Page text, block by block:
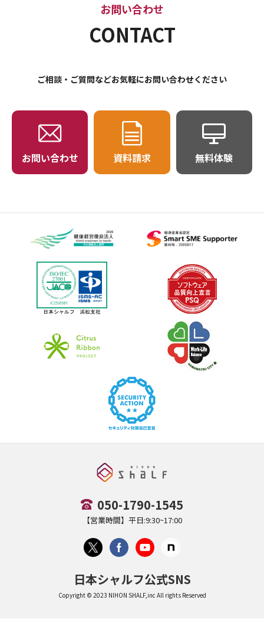
お問い合わせ
CONTACT
ご相談・ご質問などお気軽にお問い合わせください
お問い合わせ 資料請求 無料体験
050-1790-1545
【営業時間】平日:9:30~17:00
日本シャルフ公式SNS
Copyright © 2023 NIHON SHALF,inc All rights Reserved